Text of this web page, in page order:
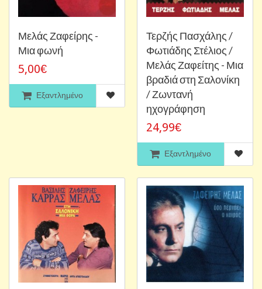
Μελάς Ζαφείρης -
Μια φωνή
5,00€
Εξαντλημένο
Τερζής Πασχάλης /
Φωτιάδης Στέλιος /
Μελάς Ζαφείτης - Μια
βραδιά στη Σαλονίκη
/ Ζωντανή
ηχογράφηση
24,99€
Εξαντλημένο